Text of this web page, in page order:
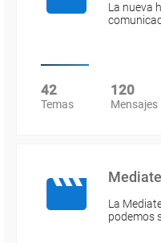
La nueva
42
Temas
120
Mensajes
La
podemos